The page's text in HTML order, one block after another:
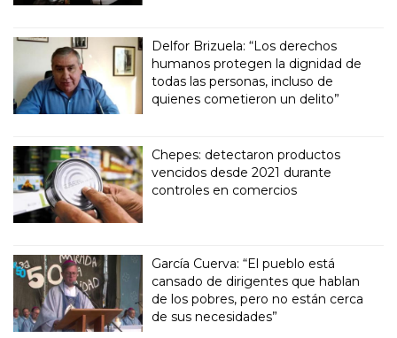
Delfor Brizuela: “Los derechos
humanos protegen la dignidad de
todas las personas, incluso de
quienes cometieron un delito”
Chepes: detectaron productos
vencidos desde 2021 durante
controles en comercios
García Cuerva: “El pueblo está
cansado de dirigentes que hablan
de los pobres, pero no están cerca
de sus necesidades”